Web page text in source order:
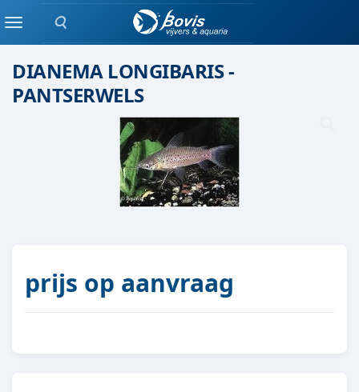
Zoeken
MenuGroepen vis
DIANEMA LONGIBARIS -
PANTSERWELS
prijs op aanvraag